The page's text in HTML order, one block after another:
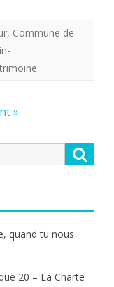
, Commune de
»
quand tu nous
20 – La Charte